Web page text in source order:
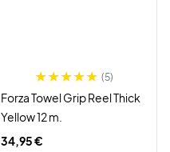
(5)
Forza Towel Grip Reel Thick
Yellow 12 m.
34,95 €